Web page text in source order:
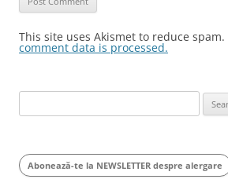
This site uses Akismet to reduce spam.
comment data is processed.
for:
Abonează-te la NEWSLETTER despre alergare